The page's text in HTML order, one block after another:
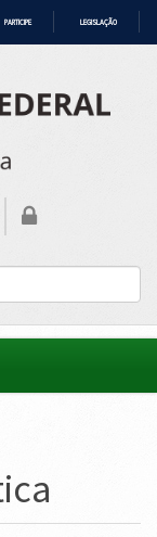
PARTICIPE LEGISLAÇÃO